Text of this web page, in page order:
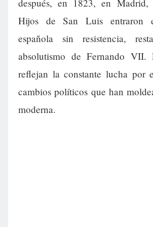
después, en 1823, en
Hijos de San Luis entraron
española sin resistencia,
absolutismo de Fernando VII.
reflejan la constante lucha por
cambios políticos que han
moderna.